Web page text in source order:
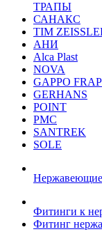
ТРАПЫ
САНАКС
TIM
АНИ
Alca Plast
NOVA
GAPPO FRAP
GERHANS
POINT
РМС
SANTREK
SOLE
Фитинги к
Фитинг